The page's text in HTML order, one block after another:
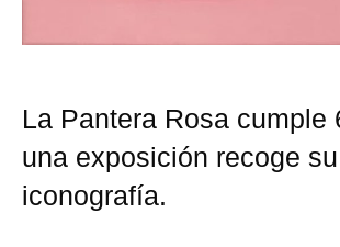
La Pantera Rosa cumple
una exposición recoge su
iconografía.